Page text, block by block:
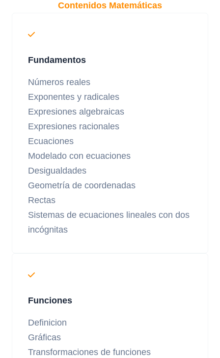
Contenidos Matemáticas
Fundamentos
Números reales
Exponentes y radicales
Expresiones algebraicas
Expresiones racionales
Ecuaciones
Modelado con ecuaciones
Desigualdades
Geometría de coordenadas
Rectas
Sistemas de ecuaciones lineales con dos
incógnitas
Funciones
Definicion
Gráficas
Transformaciones de funciones